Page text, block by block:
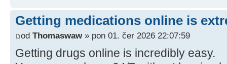
Getting medications online is
od Thomaswaw » pon 01. čer 2026 22:07:59
Getting drugs online is incredibly easy.